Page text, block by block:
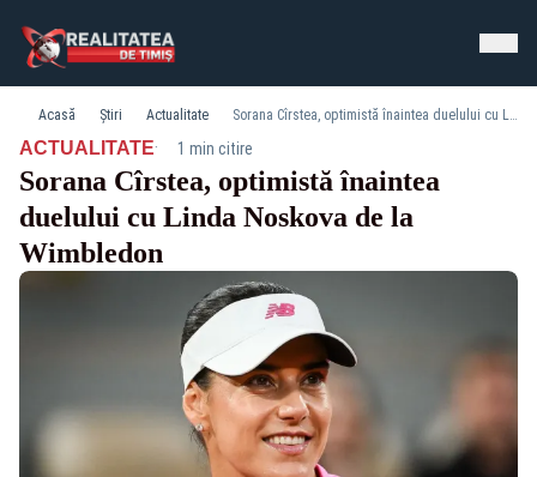
Acasă Știri Actualitate Sorana Cîrstea, optimistă înaintea duelului cu Linda Noskova de la Wimbledon
ACTUALITATE· 1 min citire
Sorana Cîrstea, optimistă înaintea
duelului cu Linda Noskova de la
Wimbledon